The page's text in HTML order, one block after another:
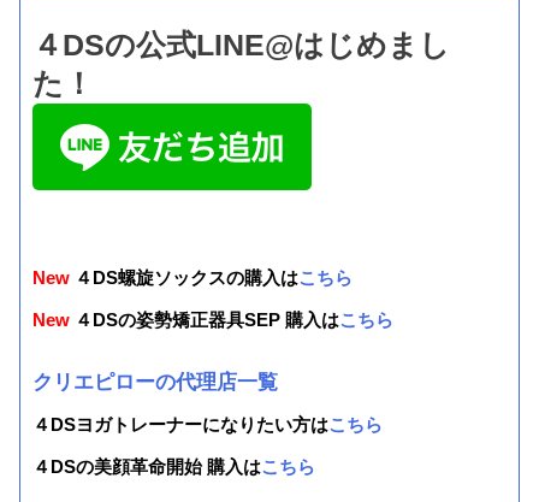
４DSの公式LINE@はじめまし
た！
New ４DS螺旋ソックスの購入はこちら
New ４DSの姿勢矯正器具SEP 購入はこちら
クリエピローの代理店一覧
４DSヨガトレーナーになりたい方はこちら
４DSの美顔革命開始 購入はこちら